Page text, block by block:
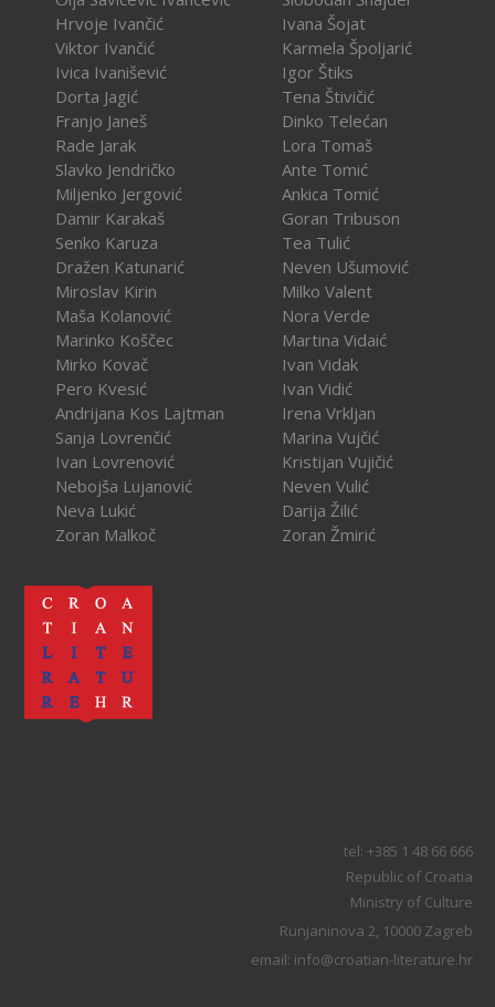
Hrvoje Ivančić
Viktor Ivančić
Ivica Ivanišević
Dorta Jagić
Franjo Janeš
Rade Jarak
Slavko Jendričko
Miljenko Jergović
Damir Karakaš
Senko Karuza
Dražen Katunarić
Miroslav Kirin
Maša Kolanović
Marinko Koščec
Mirko Kovač
Pero Kvesić
Andrijana Kos Lajtman
Sanja Lovrenčić
Ivan Lovrenović
Nebojša Lujanović
Neva Lukić
Zoran Malkoč
Ivana Šojat
Karmela Špoljarić
Igor Štiks
Tena Štivičić
Dinko Telećan
Lora Tomaš
Ante Tomić
Ankica Tomić
Goran Tribuson
Tea Tulić
Neven Ušumović
Milko Valent
Nora Verde
Martina Vidaić
Ivan Vidak
Ivan Vidić
Irena Vrkljan
Marina Vujčić
Kristijan Vujičić
Neven Vulić
Darija Žilić
Zoran Žmirić
tel: +385 1 48 66 666
Republic of Croatia
Ministry of Culture
Runjaninova 2, 10000 Zagreb
email: info@croatian-literature.hr